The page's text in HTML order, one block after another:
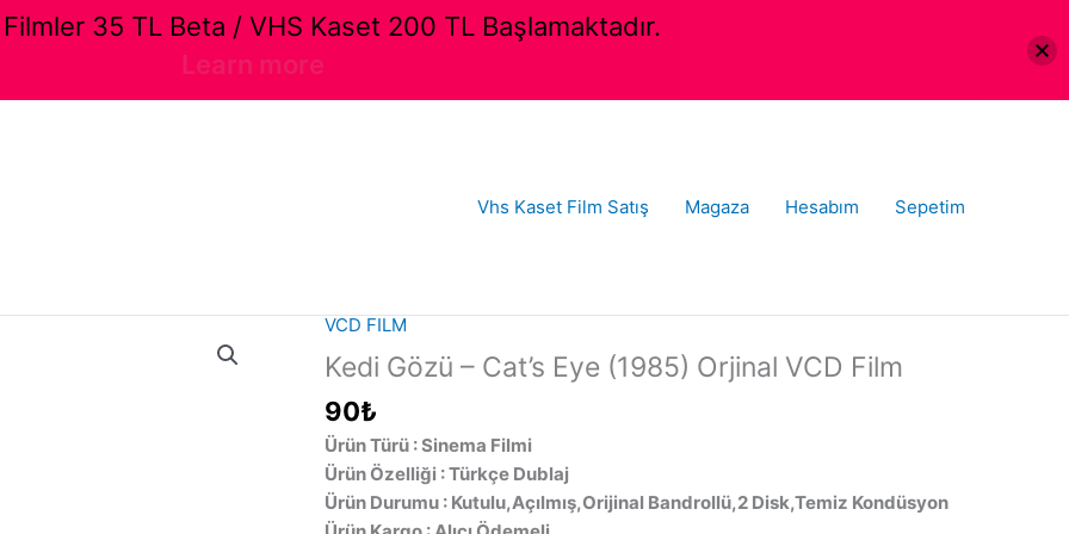
Vhs Kaset Film Satış Magaza Hesabım Sepetim
VCD FILM
Kedi Gözü – Cat’s Eye (1985) Orjinal VCD Film
90₺
Ürün Türü : Sinema Filmi
Ürün Özelliği : Türkçe Dublaj
Ürün Durumu : Kutulu,Açılmış,Orijinal Bandrollü,2 Disk,Temiz Kondüsyon
35 TL Beta / VHS Kaset 200 TL Başlamaktadır.
Learn more